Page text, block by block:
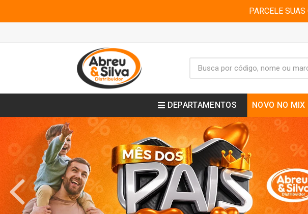
PARCELE
DEPARTAMENTOS NOVO NO MIX